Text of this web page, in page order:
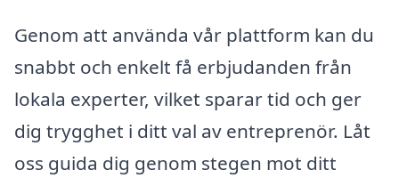
Genom att använda vår plattform kan du
snabbt och enkelt få erbjudanden från
lokala experter, vilket sparar tid och ger
dig trygghet i ditt val av entreprenör. Låt
oss guida dig genom stegen mot ditt